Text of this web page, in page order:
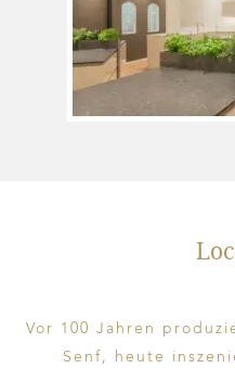
Vor 100 Jahren
Senf, heute